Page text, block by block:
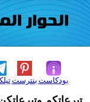
بنترست بودكاست